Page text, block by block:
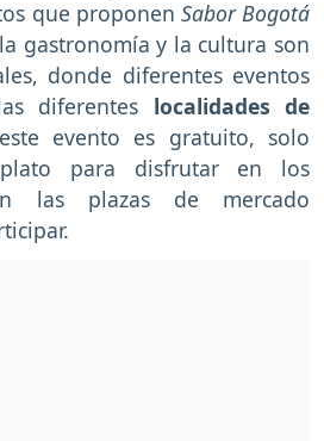
que proponen Sabor Bogotá
gastronomía y la cultura son
donde diferentes eventos
diferentes localidades de
evento es gratuito, solo
para disfrutar en los
las plazas de mercado